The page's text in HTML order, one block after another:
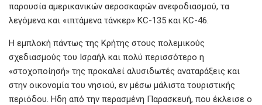
παρουσία αμερικανικών αεροσκαφών ανεφοδιασμού, τα
λεγόμενα και «ιπτάμενα τάνκερ» KC-135 και KC-46.
Η εμπλοκή πάντως της Κρήτης στους πολεμικούς
σχεδιασμούς του Ισραήλ και πολύ περισσότερο η
«στοχοποίησή» της προκαλεί αλυσιδωτές αναταράξεις και
στην οικονομία του νησιού, εν μέσω μάλιστα τουριστικής
περιόδου. Ηδη από την περασμένη Παρασκευή, που έκλεισε ο